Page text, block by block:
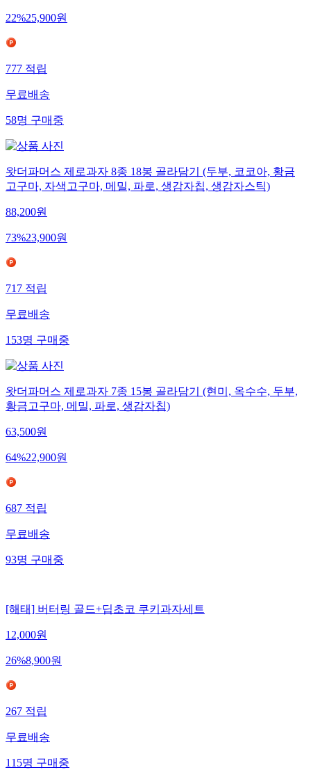
22%25,900원
777적립
무료배송
58명구매중
왓더파머스 제로과자 8종 18봉 골라담기 (두부, 코코아, 황금
고구마, 자색고구마, 메밀, 파로, 생감자칩, 생감자스틱)
88,200원
73%23,900원
717적립
무료배송
153명구매중
왓더파머스 제로과자 7종 15봉 골라담기 (현미, 옥수수, 두부,
황금고구마, 메밀, 파로, 생감자칩)
63,500원
64%22,900원
687적립
무료배송
93명구매중
[해태] 버터링 골드+딥초코 쿠키과자세트
12,000원
26%8,900원
267적립
무료배송
115명구매중